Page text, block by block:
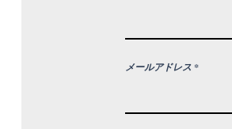
メールアドレス